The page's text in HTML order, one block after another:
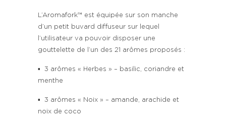
L’Aromafork™ est équipée sur son manche
d’un petit buvard diffuseur sur lequel
l’utilisateur va pouvoir disposer une
gouttelette de l’un des 21 arômes proposés :
▪ 3 arômes « Herbes » – basilic, coriandre et
menthe
▪ 3 arômes « Noix » – amande, arachide et
noix de coco